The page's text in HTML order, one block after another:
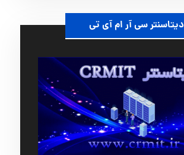
دیتاسنتر سی آر ام آی تی